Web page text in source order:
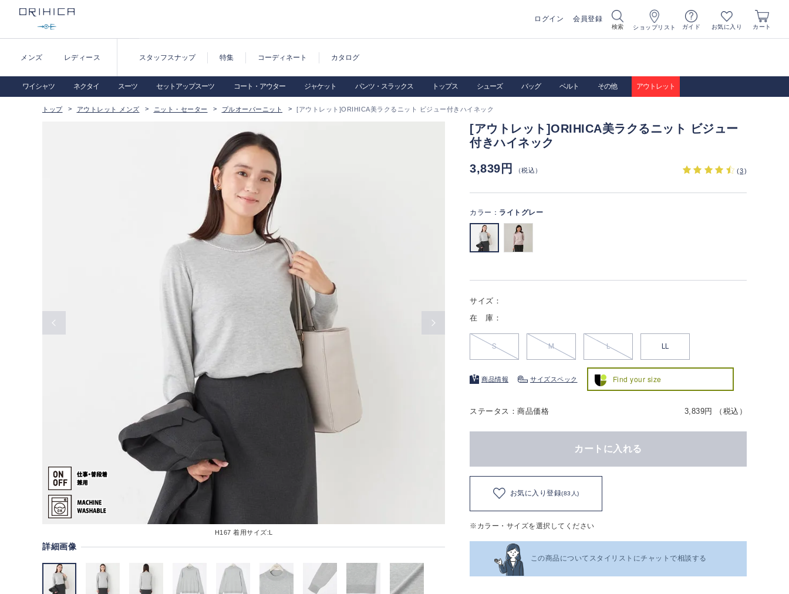
ログイン 会員登録
検索 ショップリスト ガイド お気に入り カート
メンズ レディース スタッフスナップ 特集 コーディネート カタログ
ワイシャツ ネクタイ スーツ セットアップスーツ コート・アウター ジャケット パンツ・スラックス トップス シューズ バッグ ベルト その他 アウトレット
トップ アウトレット メンズ ニット・セーター プルオーバーニット [アウトレット]ORIHICA美ラクるニット ビジュー付きハイネック
H167 着用サイズ:L
詳細画像
[アウトレット]ORIHICA美ラクるニット ビジュー
付きハイネック
3,839円
（税込） (3)
カラー： ライトグレー
サイズ：
在 庫：
S M L LL
商品情報 サイズスペック Find your size
ステータス：商品価格 3,839円 （税込）
カートに入れる
お気に入り登録(83人)
※カラー・サイズを選択してください
この商品についてスタイリストにチャットで相談する